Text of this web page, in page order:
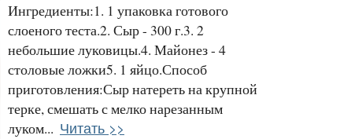
Ингредиенты:1. 1 упаковка готового
слоеного теста.2. Сыр - 300 г.3. 2
небольшие луковицы.4. Майонез - 4
столовые ложки5. 1 яйцо.Способ
приготовления:Сыр натереть на крупной
терке, смешать с мелко нарезанным
луком... Читать >>